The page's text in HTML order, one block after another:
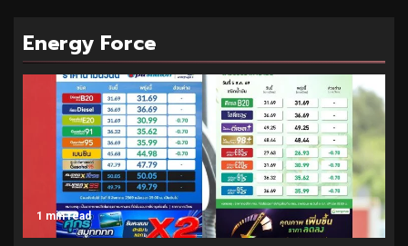
Energy Force
1 min read